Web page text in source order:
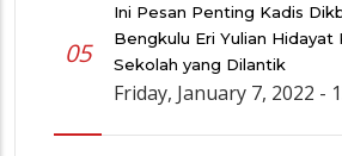
05
Ini Pesan Penting Kadis
Bengkulu Eri Yulian Hidayat
Sekolah yang Dilantik
Friday, January 7, 2022 -